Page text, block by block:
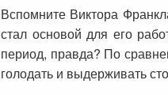
Вспомните Виктора
стал основой для его
период, правда? По
голодать и выдерживать